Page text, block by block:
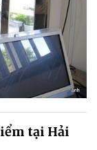
tại Hải